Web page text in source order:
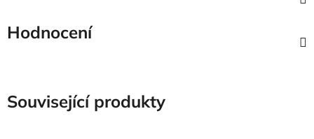
Hodnocení
Související produkty